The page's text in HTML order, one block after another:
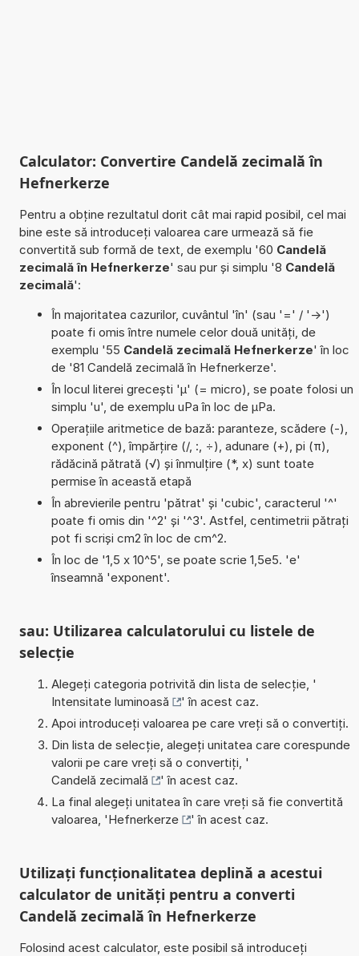
Calculator: Convertire Candelă zecimală în
Hefnerkerze
Pentru a obține rezultatul dorit cât mai rapid posibil, cel mai
bine este să introduceți valoarea care urmează să fie
convertită sub formă de text, de exemplu '60 Candelă
zecimală în Hefnerkerze' sau pur și simplu '8 Candelă
zecimală':
În majoritatea cazurilor, cuvântul 'în' (sau '=' / '->')
poate fi omis între numele celor două unități, de
exemplu '55 Candelă zecimală Hefnerkerze' în loc
de '81 Candelă zecimală în Hefnerkerze'.
În locul literei grecești 'µ' (= micro), se poate folosi un
simplu 'u', de exemplu uPa în loc de µPa.
Operațiile aritmetice de bază: paranteze, scădere (-),
exponent (^), împărțire (/, :, ÷), adunare (+), pi (π),
rădăcină pătrată (√) și înmulțire (*, x) sunt toate
permise în această etapă
În abrevierile pentru 'pătrat' și 'cubic', caracterul '^'
poate fi omis din '^2' și '^3'. Astfel, centimetrii pătrați
pot fi scriși cm2 în loc de cm^2.
În loc de '1,5 x 10^5', se poate scrie 1,5e5. 'e'
înseamnă 'exponent'.
sau: Utilizarea calculatorului cu listele de
selecție
Alegeți categoria potrivită din lista de selecție, '
Intensitate luminoasă
' în acest caz.
Apoi introduceți valoarea pe care vreți să o convertiți.
Din lista de selecție, alegeți unitatea care corespunde
valorii pe care vreți să o convertiți, '
Candelă zecimală
' în acest caz.
La final alegeți unitatea în care vreți să fie convertită
valoarea, 'Hefnerkerze ' în acest caz.
Utilizați funcționalitatea deplină a acestui
calculator de unități pentru a converti
Candelă zecimală în Hefnerkerze
Folosind acest calculator, este posibil să introduceți